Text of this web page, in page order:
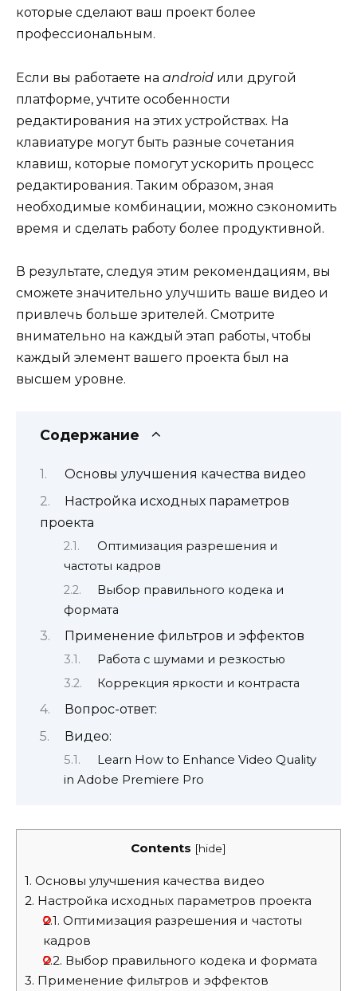
которые сделают ваш проект более
профессиональным.
Если вы работаете на android или другой
платформе, учтите особенности
редактирования на этих устройствах. На
клавиатуре могут быть разные сочетания
клавиш, которые помогут ускорить процесс
редактирования. Таким образом, зная
необходимые комбинации, можно сэкономить
время и сделать работу более продуктивной.
В результате, следуя этим рекомендациям, вы
сможете значительно улучшить ваше видео и
привлечь больше зрителей. Смотрите
внимательно на каждый этап работы, чтобы
каждый элемент вашего проекта был на
высшем уровне.
Содержание
Основы улучшения качества видео
Настройка исходных параметров
проекта
Оптимизация разрешения и
частоты кадров
Выбор правильного кодека и
формата
Применение фильтров и эффектов
Работа с шумами и резкостью
Коррекция яркости и контраста
Вопрос-ответ:
Видео:
Learn How to Enhance Video Quality
in Adobe Premiere Pro
Contents [hide]
1. Основы улучшения качества видео
2. Настройка исходных параметров проекта
2.1. Оптимизация разрешения и частоты
кадров
2.2. Выбор правильного кодека и формата
3. Применение фильтров и эффектов